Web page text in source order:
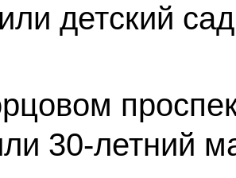
детский сад
30-летний